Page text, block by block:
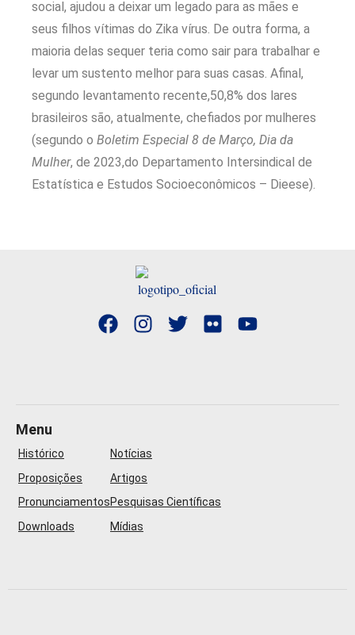
social, ajudou a deixar um legado para as mães e
seus filhos vítimas do Zika vírus. De outra forma, a
maioria delas sequer teria como sair para trabalhar e
levar um sustento melhor para suas casas. Afinal,
segundo levantamento recente,50,8% dos lares
brasileiros são, atualmente, chefiados por mulheres
(segundo o Boletim Especial 8 de Março, Dia da
Mulher, de 2023,do Departamento Intersindical de
Estatística e Estudos Socioeconômicos – Dieese).
Menu
Histórico
Proposições
Pronunciamentos
Downloads
Notícias
Artigos
Pesquisas Científicas
Mídias